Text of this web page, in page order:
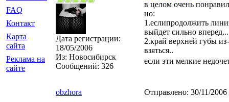
FAQ
Контакт
Карта
сайта
Реклама на
сайте
Дата регистрации:
18/05/2006
Из: Новосибирск
Сообщений: 326
в целом очень
но:
1.еслипродолжить
выйдет сильно
2.край верхней губы
взяться..
если эти мелкие
obzhora Отправлено: 30/11/